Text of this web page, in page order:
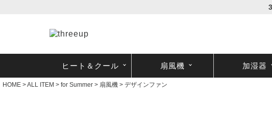
ヒート＆クール 扇風機 加湿器
HOME ALL ITEM for Summer 扇風機 デザインファン